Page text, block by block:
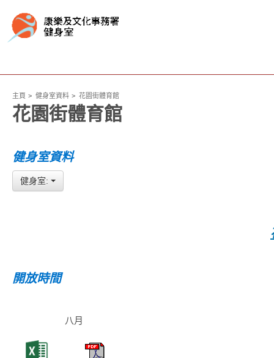
主頁 健身室資料 花園街體育館
花園街體育館
健身室資料
健身室:
開放時間
八月